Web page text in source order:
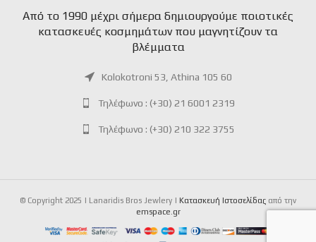
Aπό το 1990 μέχρι σήμερα δημιουργούμε ποιοτικές
κατασκευές κοσμημάτων που μαγνητίζουν τα
βλέμματα
Kolokotroni 53, Athina 105 60
Τηλέφωνο : (+30) 21 6001 2319
Τηλέφωνο : (+30) 210 322 3755
© Copyright 2025 | Lanaridis Bros Jewlery | Kατασκευή Iστοσελίδας από την
emspace.gr